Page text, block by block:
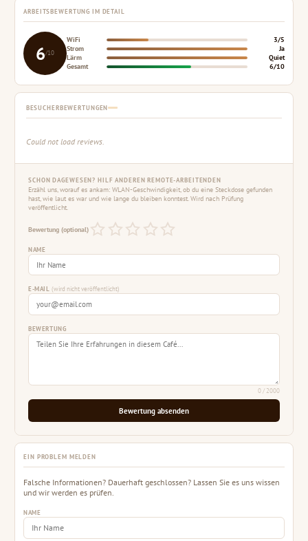
ARBEITSBEWERTUNG IM DETAIL
6/10
WiFi
3/5
Strom
Ja
Lärm
Quiet
Gesamt
6/10
BESUCHERBEWERTUNGEN
Could not load reviews.
SCHON DAGEWESEN? HILF ANDEREN REMOTE-ARBEITENDEN
Erzähl uns, worauf es ankam: WLAN-Geschwindigkeit, ob du eine Steckdose gefunden
hast, wie laut es war und wie lange du bleiben konntest. Wird nach Prüfung
veröffentlicht.
Bewertung (optional)
NAME
E-MAIL(wird nicht veröffentlicht)
BEWERTUNG
0/ 2000
Bewertung absenden
EIN PROBLEM MELDEN
Falsche Informationen? Dauerhaft geschlossen? Lassen Sie es uns wissen
und wir werden es prüfen.
NAME